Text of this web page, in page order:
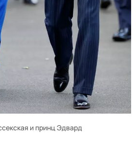
и принц Эдвард